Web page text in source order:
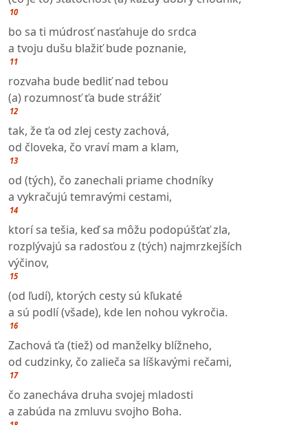
10
bo sa ti múdrosť nasťahuje do srdca
a tvoju dušu blažiť bude poznanie,
11
rozvaha bude bedliť nad tebou
(a) rozumnosť ťa bude strážiť
12
tak, že ťa od zlej cesty zachová,
od človeka, čo vraví mam a klam,
13
od (tých), čo zanechali priame chodníky
a vykračujú temravými cestami,
14
ktorí sa tešia, keď sa môžu podopúšťať zla,
rozplývajú sa radosťou z (tých) najmrzkejších
výčinov,
15
(od ľudí), ktorých cesty sú kľukaté
a sú podlí (všade), kde len nohou vykročia.
16
Zachová ťa (tiež) od manželky blížneho,
od cudzinky, čo zalieča sa líškavými rečami,
17
čo zanecháva druha svojej mladosti
a zabúda na zmluvu svojho Boha.